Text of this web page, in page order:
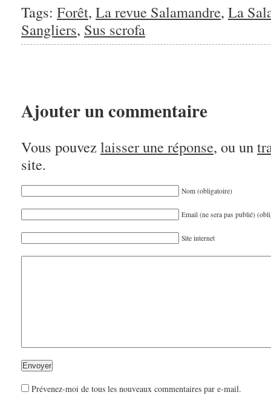
nouvelle
fenêtre)
Tags: Forêt, La revue Salamandre, La
Sangliers, Sus scrofa
Ajouter un commentaire
Vous pouvez laisser une réponse, ou un
site.
Nom (obligatoire)
Email (ne sera pas publié)
Site internet
Prévenez-moi de tous les nouveaux commentaires par e-mail.